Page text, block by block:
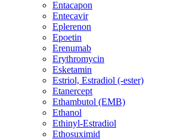
Entacapon
Entecavir
Eplerenon
Epoetin
Erenumab
Erythromycin
Esketamin
Estriol, Estradiol (-ester)
Etanercept
Ethambutol (EMB)
Ethanol
Ethinyl-Estradiol
Ethosuximid